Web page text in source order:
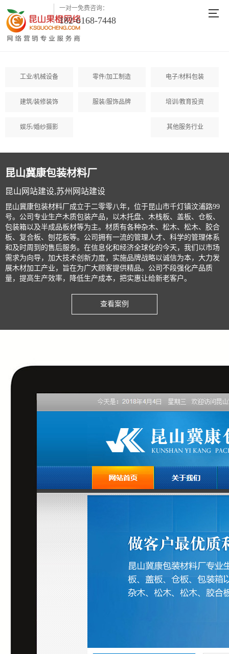
一对一免费咨询：
182-6168-7448
工业/机械设备 零件/加工制造 电子/材料包装
建筑/装修装饰 服装/服饰品牌 培训/教育投资
娱乐/婚纱摄影 其他服务行业
昆山冀康包装材料厂
昆山网站建设,苏州网站建设
昆山冀康包装材料厂成立于二零零八年，位于昆山市千灯镇汶浦路99
号。公司专业生产木质包装产品，以木托盘、木栈板、盖板、仓板、
包装箱以及半成品板材等为主。材质有各种杂木、松木、松木、胶合
板、复合板、刨花板等。公司拥有一流的管理人才、科学的管理体系
和及时周到的售后服务。在信息化和经济全球化的今天，我们以市场
需求为向导，加大技术创新力度，实施品牌战略以诚信为本，大力发
展木材加工产业，旨在为广大顾客提供精品。公司不段强化产品质
量，提高生产效率，降低生产成本，把实惠让给新老客户。
查看案例